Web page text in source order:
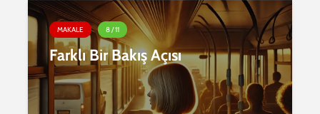
MAKALE 8 / 11
Farklı Bir Bakış Açısı